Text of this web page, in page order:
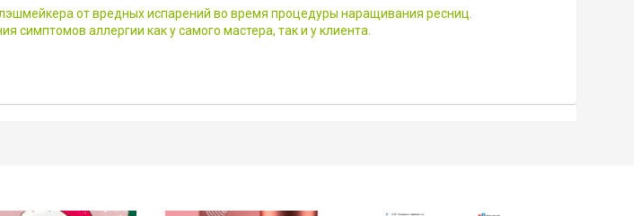
от вредных испарений во время процедуры наращивания ресниц.
симптомов аллергии как у самого мастера, так и у клиента.